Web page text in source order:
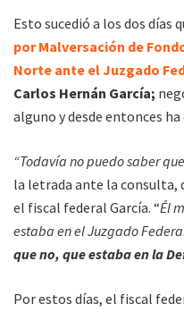
Esto sucedió a los dos días
por Malversación de
Norte ante el Juzgado
Carlos Hernán García;
alguno y desde entonces
“Todavía no puedo saber
la letrada ante la consulta,
el fiscal federal García. “Él
estaba en el Juzgado
que no, que estaba en la
Por estos días, el fiscal